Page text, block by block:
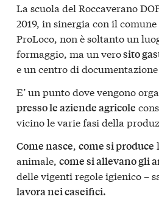
La scuola del Roccaverano
2019, in sinergia con il
ProLoco, non è soltanto un
formaggio, ma un verosito
e un centro di
E’ un punto dove vengono
presso le aziende agricole
vicino le varie fasi della
Come nasce come si produce
animale, come si allevano gli
delle vigenti regole igienico –
lavora nei caseifici.